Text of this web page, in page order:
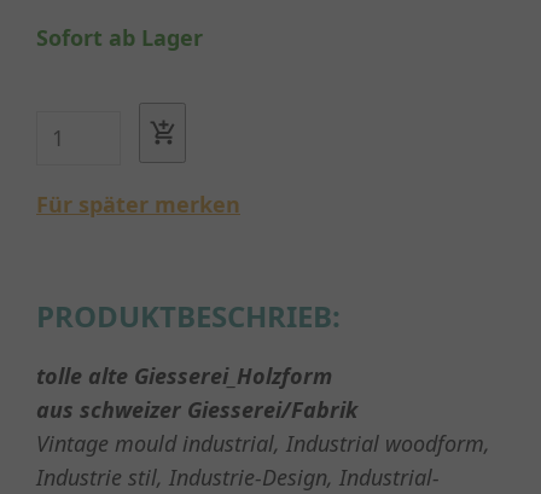
Sofort ab Lager
Für später merken
PRODUKTBESCHRIEB:
tolle alte Giesserei_Holzform
aus schweizer Giesserei/Fabrik
Vintage mould industrial, Industrial woodform,
Industrie stil, Industrie-Design, Industrial-